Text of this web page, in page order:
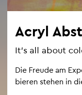
Acryl
It’s all about
Die Freu­de am
bie­ren ste­hen in